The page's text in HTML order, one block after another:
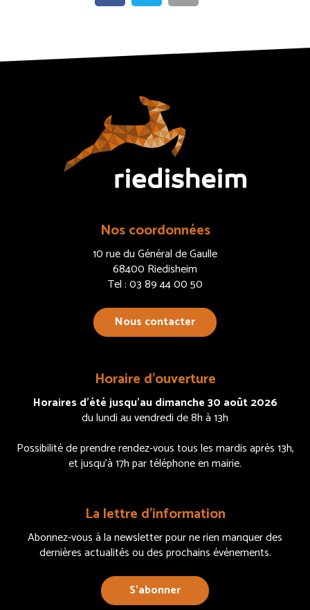
Nos coordonnées
10 rue du Général de Gaulle
68400 Riedisheim
Tel : 03 89 44 00 50
Nous contacter
Horaire d’ouverture
Horaires d’été jusqu’au dimanche 30 août 2026
du lundi au vendredi de 8h à 13h
Possibilité de prendre rendez-vous tous les mardis après 13h,
et jusqu’à 17h par téléphone en mairie.
La lettre d’information
Abonnez-vous à la newsletter pour ne rien manquer des
dernières actualités ou des prochains événements.
S’abonner